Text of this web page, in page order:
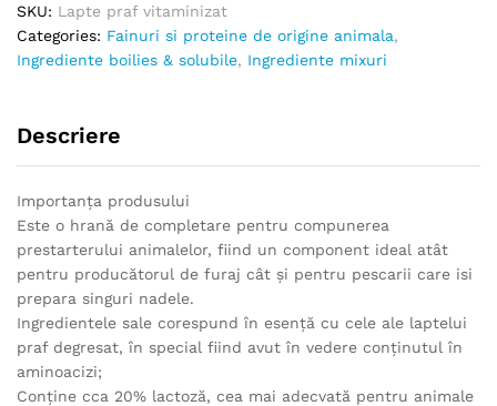
SKU: Lapte praf vitaminizat
Categories: Fainuri si proteine de origine animala,
Ingrediente boilies & solubile, Ingrediente mixuri
Descriere
Importanţa produsului
Este o hrană de completare pentru compunerea
prestarterului animalelor, fiind un component ideal atât
pentru producătorul de furaj cât și pentru pescarii care isi
prepara singuri nadele.
Ingredientele sale corespund în esență cu cele ale laptelui
praf degresat, în special fiind avut în vedere conținutul în
aminoacizi;
Conține cca 20% lactoză, cea mai adecvată pentru animale